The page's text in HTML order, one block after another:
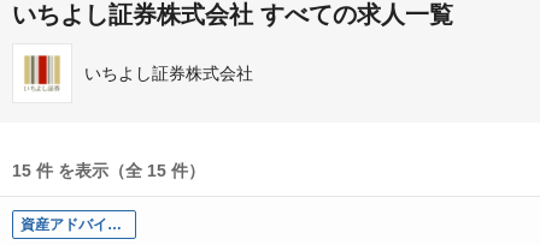
いちよし証券株式会社 すべての求人一覧
いちよし証券株式会社
15 件 を表示（全 15 件）
資産アドバイザー職